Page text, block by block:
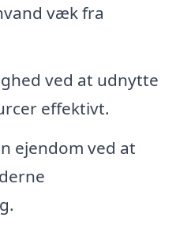
væk fra
ved at udnytte
effektivt.
ejendom ved at